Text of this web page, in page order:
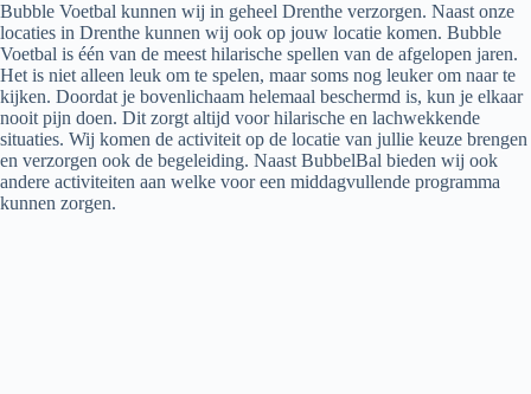
Bubble Voetbal kunnen wij in geheel Drenthe verzorgen. Naast onze
locaties in Drenthe kunnen wij ook op jouw locatie komen. Bubble
Voetbal is één van de meest hilarische spellen van de afgelopen jaren.
Het is niet alleen leuk om te spelen, maar soms nog leuker om naar te
kijken. Doordat je bovenlichaam helemaal beschermd is, kun je elkaar
nooit pijn doen. Dit zorgt altijd voor hilarische en lachwekkende
situaties. Wij komen de activiteit op de locatie van jullie keuze brengen
en verzorgen ook de begeleiding. Naast BubbelBal bieden wij ook
andere activiteiten aan welke voor een middagvullende programma
kunnen zorgen.